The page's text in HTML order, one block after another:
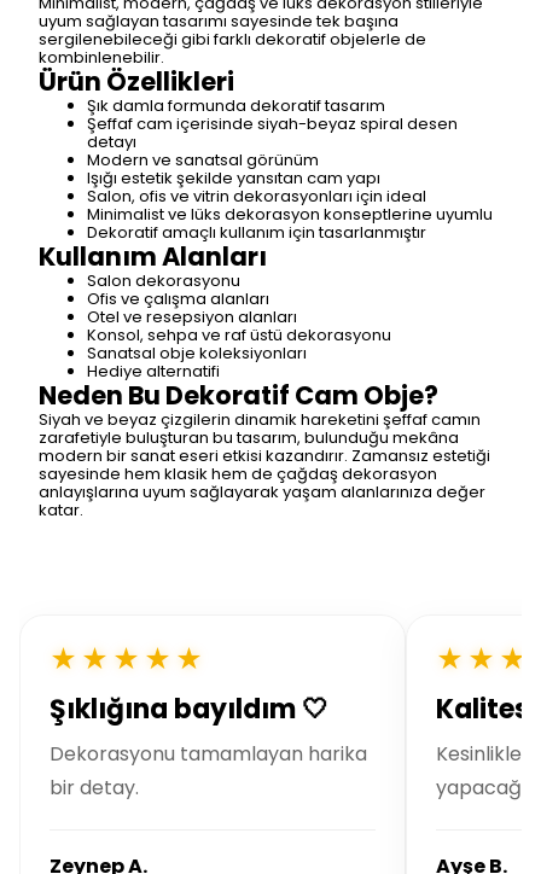
uyum sağlayan tasarımı sayesinde tek başına
sergilenebileceği gibi farklı dekoratif objelerle de
kombinlenebilir.
Ürün Özellikleri
Şık damla formunda dekoratif tasarım
Şeffaf cam içerisinde siyah-beyaz spiral desen
detayı
Modern ve sanatsal görünüm
Işığı estetik şekilde yansıtan cam yapı
Salon, ofis ve vitrin dekorasyonları için ideal
Minimalist ve lüks dekorasyon konseptlerine uyumlu
Dekoratif amaçlı kullanım için tasarlanmıştır
Kullanım Alanları
Salon dekorasyonu
Ofis ve çalışma alanları
Otel ve resepsiyon alanları
Konsol, sehpa ve raf üstü dekorasyonu
Sanatsal obje koleksiyonları
Hediye alternatifi
Neden Bu Dekoratif Cam Obje?
Siyah ve beyaz çizgilerin dinamik hareketini şeffaf camın
zarafetiyle buluşturan bu tasarım, bulunduğu mekâna
modern bir sanat eseri etkisi kazandırır. Zamansız estetiği
sayesinde hem klasik hem de çağdaş dekorasyon
anlayışlarına uyum sağlayarak yaşam alanlarınıza değer
katar.
★★★★★
Şıklığına bayıldım 🤍
Dekorasyonu tamamlayan harika
bir detay.
Zeynep A.
Kesinlikle
Ayşe B.